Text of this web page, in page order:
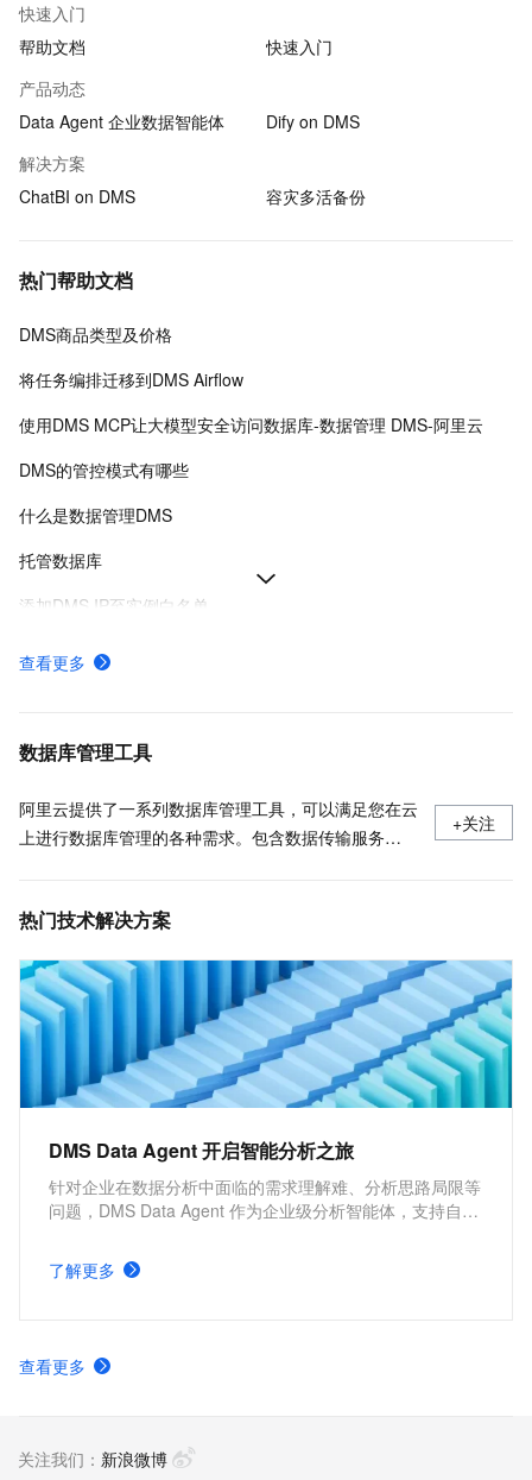
快速入门
帮助文档
快速入门
产品动态
Data Agent 企业数据智能体
Dify on DMS
解决方案
ChatBI on DMS
容灾多活备份
热门帮助文档
DMS商品类型及价格
将任务编排迁移到DMS Airflow
使用DMS MCP让大模型安全访问数据库-数据管理 DMS-阿里云
DMS的管控模式有哪些
什么是数据管理DMS
托管数据库
添加DMS IP至实例白名单
各地域服务接入点与接入地址-数据管理DMS-阿里云
Data Agent for Analytics
查看更多
数据库管理工具
阿里云提供了一系列数据库管理工具，可以满足您在云
上进行数据库管理的各种需求。包含数据传输服务
+关注
热门技术解决方案
DMS Data Agent 开启智能分析之旅
针对企业在数据分析中面临的需求理解难、分析思路局限等
问题，DMS Data Agent 作为企业级分析智能体，支持自然
度，无论常规查询还是深度洞察，都能实现从人工探索向智
能辅助的转变，提升效率与分析深度。
了解更多
查看更多
关注我们： 新浪微博